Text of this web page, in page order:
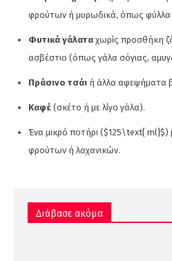
φρούτων ή μυρωδικά, όπως φύλλα
Φυτικά γάλατα χωρίς προσθήκη
ασβέστιο (όπως γάλα σόγιας,
Πράσινο τσάι ή άλλα αφεψήματα
Καφέ (σκέτο ή με λίγο γάλα).
Ένα μικρό ποτήρι ($125\text{ ml}$)
φρούτων ή λαχανικών.
Διάβασε ακόμα